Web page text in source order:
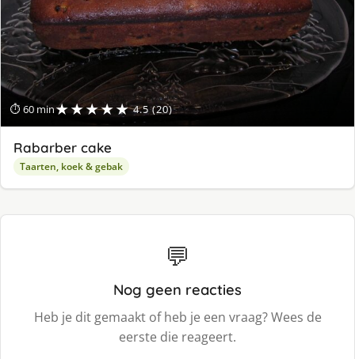
⏱ 60 min★★★★★ 4.5 (20)
Rabarber cake
Taarten, koek & gebak
💬
Nog geen reacties
Heb je dit gemaakt of heb je een vraag? Wees de
eerste die reageert.